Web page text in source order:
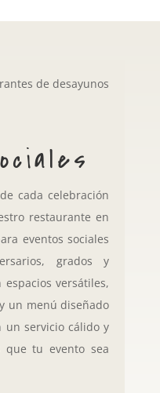
cada celebración
restaurante en
eventos sociales
grados y
versátiles,
un menú diseñado
un servicio cálido y
que tu evento sea